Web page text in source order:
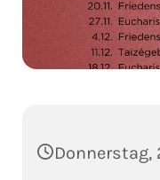
Donnerstag,